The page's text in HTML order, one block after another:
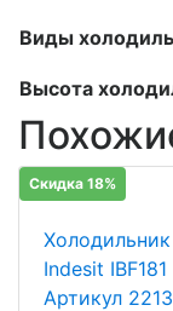
Виды
Высота
Скидка 18%
Indesit IBF181
Артикул